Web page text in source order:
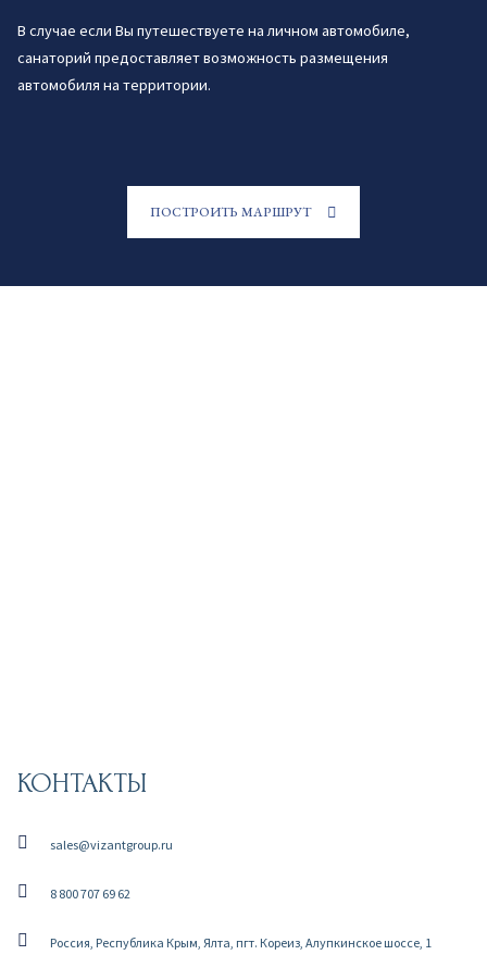
В случае если Вы путешествуете на личном автомобиле,
санаторий предоставляет возможность размещения
автомобиля на территории.
ПОСТРОИТЬ МАРШРУТ
КОНТАКТЫ
sales@vizantgroup.ru
8 800 707 69 62
Россия, Республика Крым, Ялта, пгт. Кореиз, Алупкинское шоссе, 1